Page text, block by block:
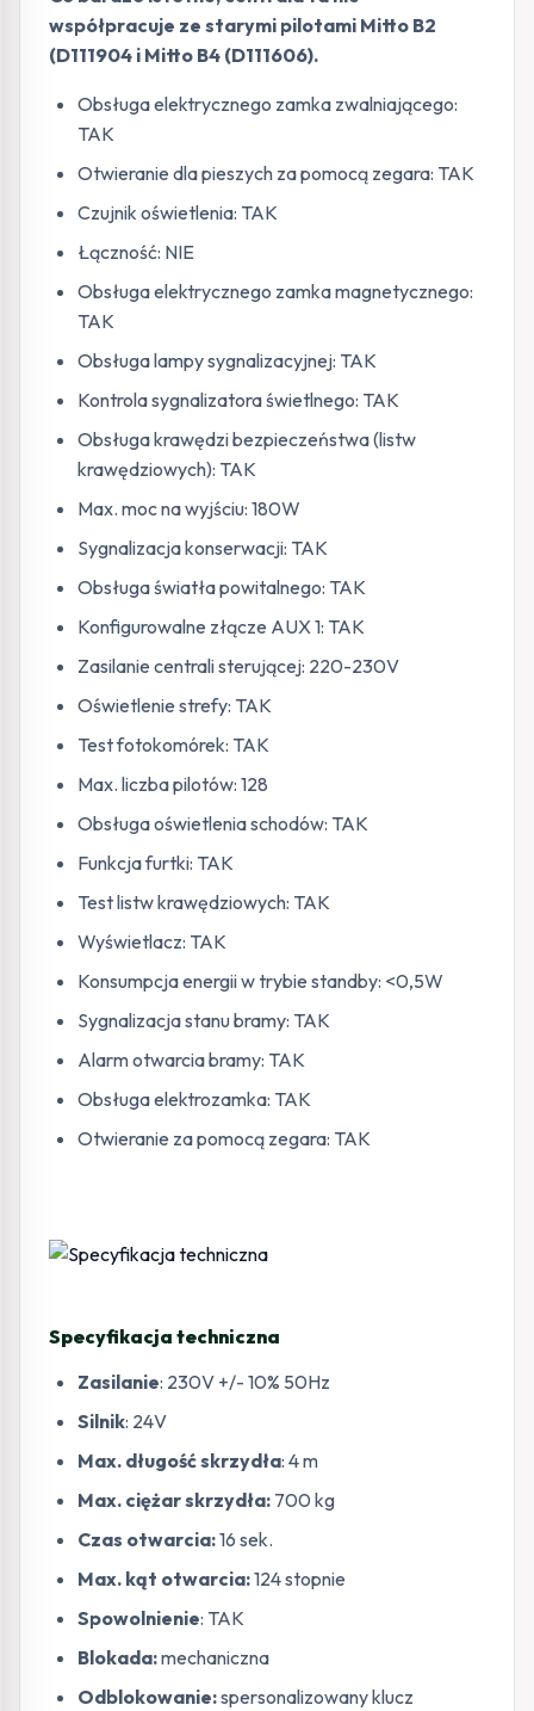
współpracuje ze starymi pilotami Mitto B2
(D111904 i Mitto B4 (D111606).
Obsługa elektrycznego zamka zwalniającego:
TAK
Otwieranie dla pieszych za pomocą zegara: TAK
Czujnik oświetlenia: TAK
Łączność: NIE
Obsługa elektrycznego zamka magnetycznego:
TAK
Obsługa lampy sygnalizacyjnej: TAK
Kontrola sygnalizatora świetlnego: TAK
Obsługa krawędzi bezpieczeństwa (listw
krawędziowych): TAK
Max. moc na wyjściu: 180W
Sygnalizacja konserwacji: TAK
Obsługa światła powitalnego: TAK
Konfigurowalne złącze AUX 1: TAK
Zasilanie centrali sterującej: 220-230V
Oświetlenie strefy: TAK
Test fotokomórek: TAK
Max. liczba pilotów: 128
Obsługa oświetlenia schodów: TAK
Funkcja furtki: TAK
Test listw krawędziowych: TAK
Wyświetlacz: TAK
Konsumpcja energii w trybie standby: <0,5W
Sygnalizacja stanu bramy: TAK
Alarm otwarcia bramy: TAK
Obsługa elektrozamka: TAK
Otwieranie za pomocą zegara: TAK
Specyfikacja techniczna
Zasilanie: 230V +/- 10% 50Hz
Silnik: 24V
Max. długość skrzydła: 4 m
Max. ciężar skrzydła: 700 kg
Czas otwarcia:16 sek.
Max. kąt otwarcia:124 stopnie
Spowolnienie: TAK
Blokada:mechaniczna
Odblokowanie:spersonalizowany klucz